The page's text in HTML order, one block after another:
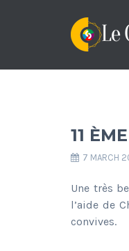
11
7 MARCH
Une très
l’aide de
convives.